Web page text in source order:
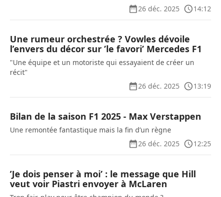
26 déc. 2025
14:12
Une rumeur orchestrée ? Vowles dévoile
l’envers du décor sur ’le favori’ Mercedes F1
"Une équipe et un motoriste qui essayaient de créer un
récit"
26 déc. 2025
13:19
Bilan de la saison F1 2025 - Max Verstappen
Une remontée fantastique mais la fin d’un règne
26 déc. 2025
12:25
’Je dois penser à moi’ : le message que Hill
veut voir Piastri envoyer à McLaren